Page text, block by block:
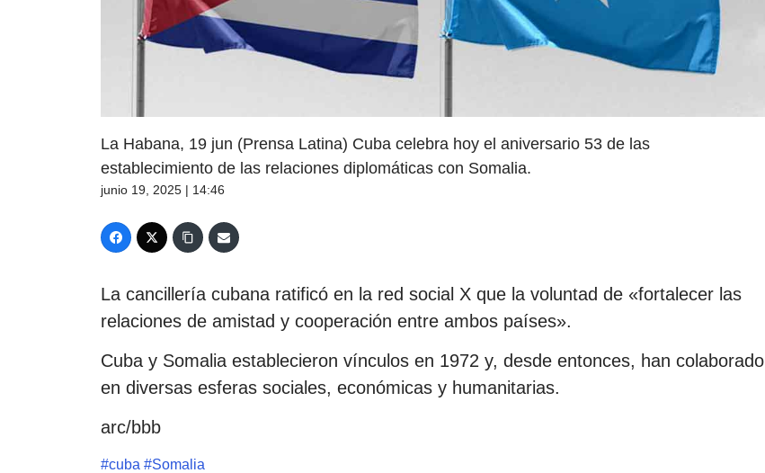
La Habana, 19 jun (Prensa Latina) Cuba celebra hoy el aniversario 53 de las
establecimiento de las relaciones diplomáticas con Somalia.
junio 19, 2025 | 14:46
La cancillería cubana ratificó en la red social X que la voluntad de «fortalecer las
relaciones de amistad y cooperación entre ambos países».
Cuba y Somalia establecieron vínculos en 1972 y, desde entonces, han colaborado
en diversas esferas sociales, económicas y humanitarias.
arc/bbb
#cuba #Somalia